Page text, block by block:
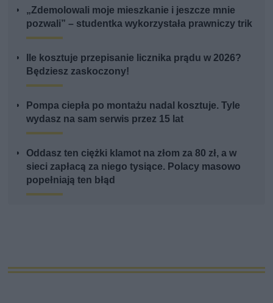
„Zdemolowali moje mieszkanie i jeszcze mnie
pozwali” – studentka wykorzystała prawniczy trik
Ile kosztuje przepisanie licznika prądu w 2026?
Będziesz zaskoczony!
Pompa ciepła po montażu nadal kosztuje. Tyle
wydasz na sam serwis przez 15 lat
Oddasz ten ciężki klamot na złom za 80 zł, a w
sieci zapłacą za niego tysiące. Polacy masowo
popełniają ten błąd